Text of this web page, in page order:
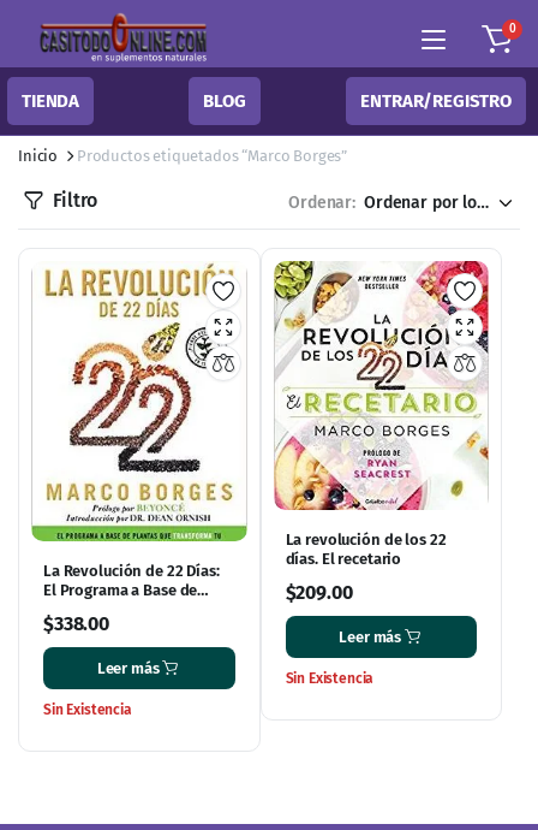
0
TIENDA BLOG ENTRAR/REGISTRO
Inicio Productos etiquetados “Marco Borges”
Filtro Ordenar:
La Revolución de 22 Días:
El Programa a Base de
Cuerpo, Reajusta Tu
Hábitos y Cambia Tu Vida
$338.00
Leer más
Sin Existencia
La revolución de los 22
días. El recetario
$209.00
Leer más
Sin Existencia